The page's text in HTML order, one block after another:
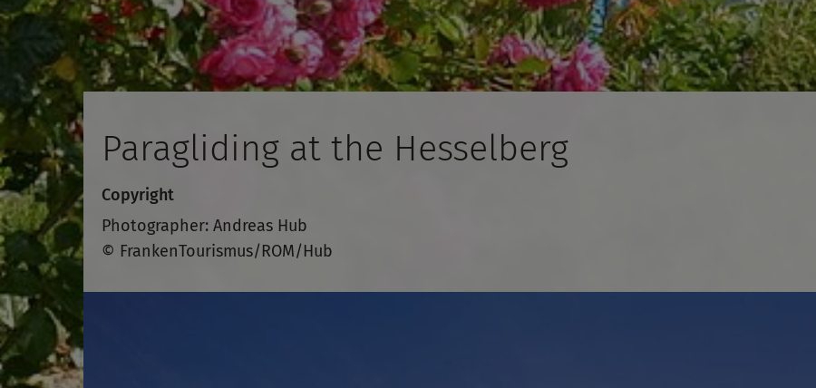
Paragliding at the Hesselberg
Copyright
Photographer: Andreas Hub
© FrankenTourismus/ROM/Hub